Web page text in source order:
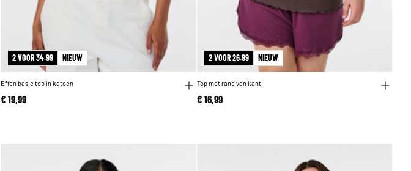
2 VOOR 34.99 NIEUW
Effen basic top in katoen
€ 19,99
2 VOOR 26.99 NIEUW
Top met rand van kant
€ 16,99